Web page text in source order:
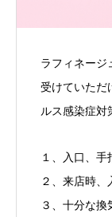
ラフィネージ
受けていただ
ルス感染症対
１、入口、手
２、来店時、
３、十分な換